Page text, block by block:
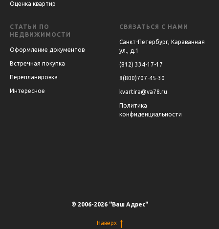
Оценка квартир
СТАТЬИ ПО
НЕДВИЖИМОСТИ
Оформление документов
Встречная покупка
Перепланировка
Интересное
СВЯЗАТЬСЯ С НАМИ
Санкт-Петербург, Караванная
ул., д.1
(812) 334-17-17
8(800)707-45-30
kvartira@va78.ru
Политика
конфиденциальности
© 2006-2026 "Ваш Адрес"
Наверх